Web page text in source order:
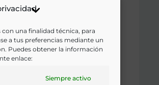
una finalidad técnica, para
a tus preferencias mediante un
Puedes obtener la información
enlace:
Siempre activo